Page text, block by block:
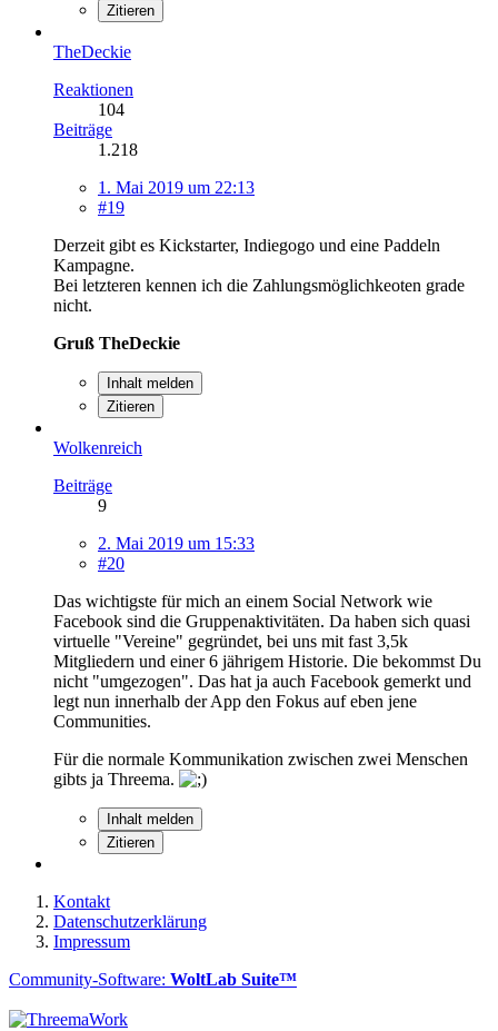
Zitieren
TheDeckie
Reaktionen
104
Beiträge
1.218
1. Mai 2019 um 22:13
#19
Derzeit gibt es Kickstarter, Indiegogo und eine Paddeln
Kampagne.
Bei letzteren kennen ich die Zahlungsmöglichkeoten grade
nicht.
Gruß TheDeckie
Inhalt melden
Zitieren
Wolkenreich
Beiträge
9
2. Mai 2019 um 15:33
#20
Das wichtigste für mich an einem Social Network wie
Facebook sind die Gruppenaktivitäten. Da haben sich quasi
virtuelle "Vereine" gegründet, bei uns mit fast 3,5k
Mitgliedern und einer 6 jährigem Historie. Die bekommst Du
nicht "umgezogen". Das hat ja auch Facebook gemerkt und
legt nun innerhalb der App den Fokus auf eben jene
Communities.
Für die normale Kommunikation zwischen zwei Menschen
gibts ja Threema.
Inhalt melden
Zitieren
Kontakt
Datenschutzerklärung
Impressum
Community-Software: WoltLab Suite™